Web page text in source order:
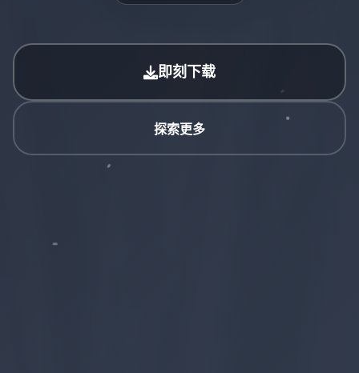
即刻下载
探索更多